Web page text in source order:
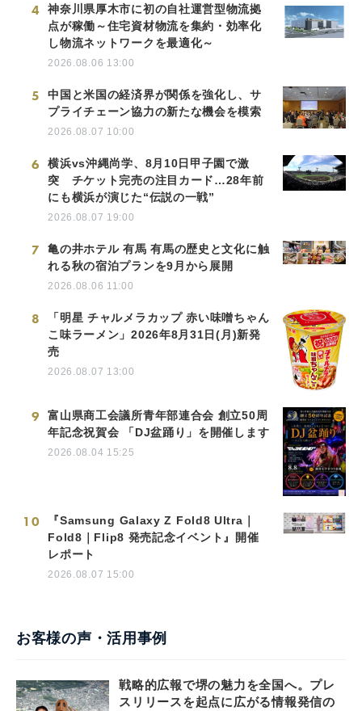
4
神奈川県厚木市に初の自社運営型物流拠
点が稼働～住宅資材物流を集約・効率化
し物流ネットワークを最適化～
2026.08.06 13:00
5
中国と米国の経済界が関係を強化し、サ
プライチェーン協力の新たな機会を模索
2026.08.07 10:00
6
横浜vs沖縄尚学、8月10日甲子園で激
突 チケット完売の注目カード…28年前
にも横浜が演じた“伝説の一戦”
2026.08.07 19:00
7
亀の井ホテル 有馬 有馬の歴史と文化に触
れる秋の宿泊プランを9月から展開
2026.08.06 11:00
8
「明星 チャルメラカップ 赤い味噌ちゃん
こ味ラーメン」2026年8月31日(月)新発
売
2026.08.07 13:00
9
富山県商工会議所青年部連合会 創立50周
年記念祝賀会 「DJ盆踊り」を開催します
2026.08.04 15:25
10
『Samsung Galaxy Z Fold8 Ultra｜
Fold8｜Flip8 発売記念イベント』開催
レポート
2026.08.07 15:00
お客様の声・活用事例
戦略的広報で堺の魅力を全国へ。プレ
スリリースを起点に広がる情報発信の